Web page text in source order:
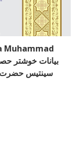
Muhammad
سینتیس حضرت